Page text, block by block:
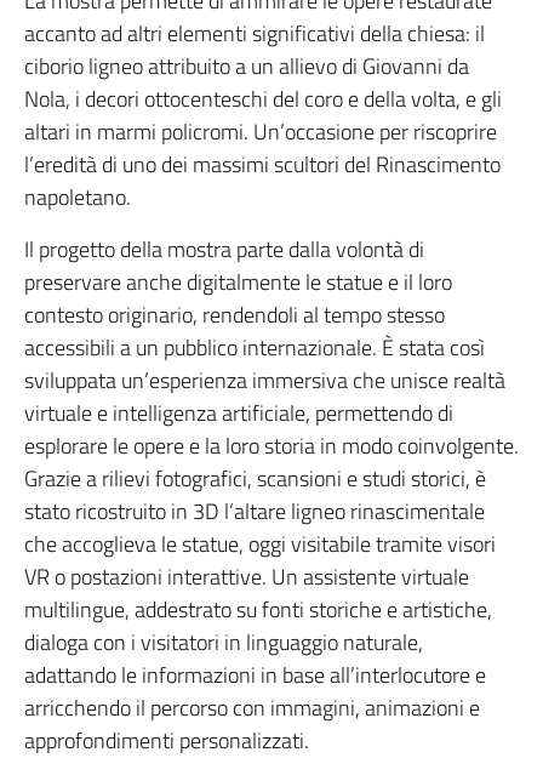
accanto ad altri elementi significativi della chiesa: il
ciborio ligneo attribuito a un allievo di Giovanni da
Nola, i decori ottocenteschi del coro e della volta, e gli
altari in marmi policromi. Un’occasione per riscoprire
l’eredità di uno dei massimi scultori del Rinascimento
napoletano.
Il progetto della mostra parte dalla volontà di
preservare anche digitalmente le statue e il loro
contesto originario, rendendoli al tempo stesso
accessibili a un pubblico internazionale. È stata così
sviluppata un’esperienza immersiva che unisce realtà
virtuale e intelligenza artificiale, permettendo di
esplorare le opere e la loro storia in modo coinvolgente.
Grazie a rilievi fotografici, scansioni e studi storici, è
stato ricostruito in 3D l’altare ligneo rinascimentale
che accoglieva le statue, oggi visitabile tramite visori
VR o postazioni interattive. Un assistente virtuale
multilingue, addestrato su fonti storiche e artistiche,
dialoga con i visitatori in linguaggio naturale,
adattando le informazioni in base all’interlocutore e
arricchendo il percorso con immagini, animazioni e
approfondimenti personalizzati.